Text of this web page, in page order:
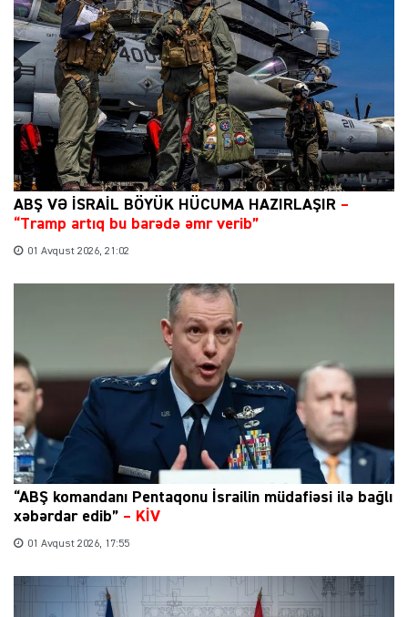
ABŞ VƏ İSRAİL BÖYÜK HÜCUMA HAZIRLAŞIR –
“Tramp artıq bu barədə əmr verib”
01 Avqust 2026, 21:02
“ABŞ komandanı Pentaqonu İsrailin müdafiəsi ilə bağlı
xəbərdar edib” – KİV
01 Avqust 2026, 17:55